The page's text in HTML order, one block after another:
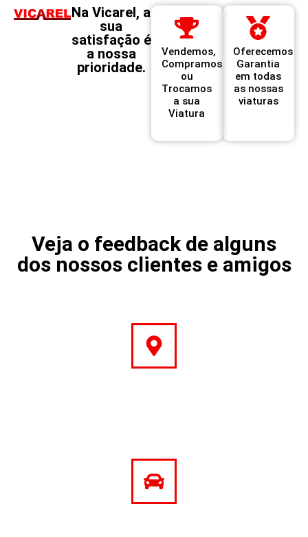
Na Vicarel, a
sua
satisfação é
a nossa
prioridade.
Vendemos,
Compramos
ou
Trocamos
a sua
Viatura
Oferecemos
Garantia
em todas
as nossas
viaturas
Veja o feedback de alguns
dos nossos clientes e amigos